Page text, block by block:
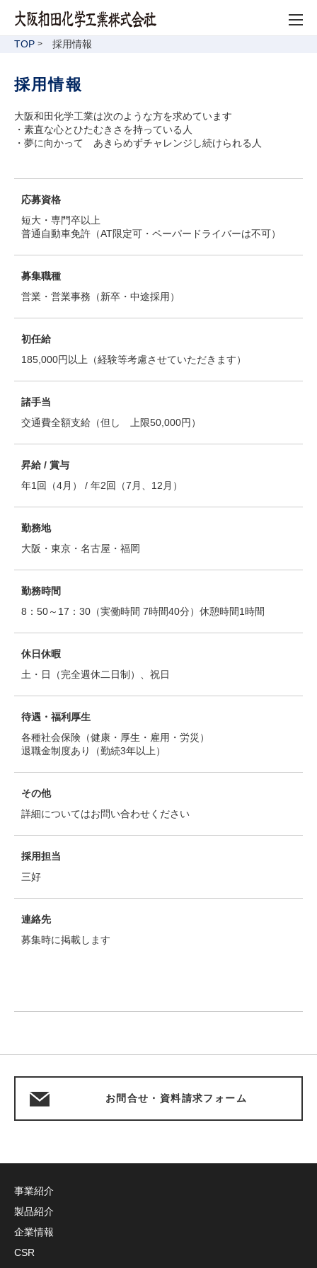
TOP 採用情報
採用情報
大阪和田化学工業は次のような方を求めています
・素直な心とひたむきさを持っている人
・夢に向かって あきらめずチャレンジし続けられる人
応募資格
短大・専門卒以上
普通自動車免許（AT限定可・ペーパードライバーは不可）
募集職種
営業・営業事務（新卒・中途採用）
初任給
185,000円以上（経験等考慮させていただきます）
諸手当
交通費全額支給（但し 上限50,000円）
昇給 / 賞与
年1回（4月） / 年2回（7月、12月）
勤務地
大阪・東京・名古屋・福岡
勤務時間
8：50～17：30（実働時間 7時間40分）休憩時間1時間
休日休暇
土・日（完全週休二日制）、祝日
待遇・福利厚生
各種社会保険（健康・厚生・雇用・労災）
退職金制度あり（勤続3年以上）
その他
詳細についてはお問い合わせください
採用担当
三好
連絡先
募集時に掲載します
お問合せ・資料請求フォーム
事業紹介
製品紹介
企業情報
CSR